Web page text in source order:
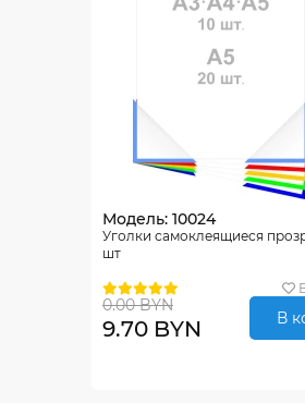
Модель: 10024
Уголки самоклеящиеся
шт
0.00 BYN
9.70 BYN В